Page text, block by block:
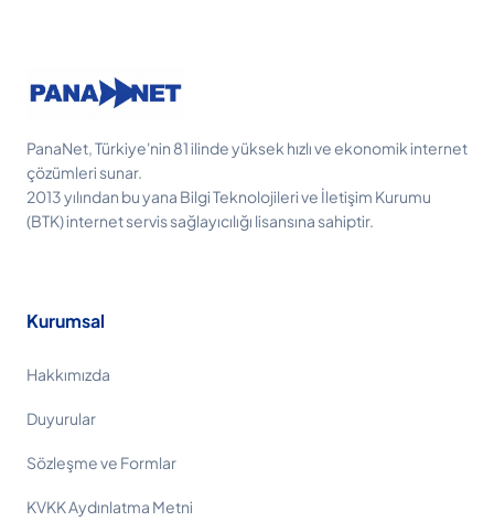
PanaNet, Türkiye'nin 81 ilinde yüksek hızlı ve ekonomik internet
çözümleri sunar.
2013 yılından bu yana Bilgi Teknolojileri ve İletişim Kurumu
(BTK) internet servis sağlayıcılığı lisansına sahiptir.
Kurumsal
Hakkımızda
Duyurular
Sözleşme ve Formlar
KVKK Aydınlatma Metni